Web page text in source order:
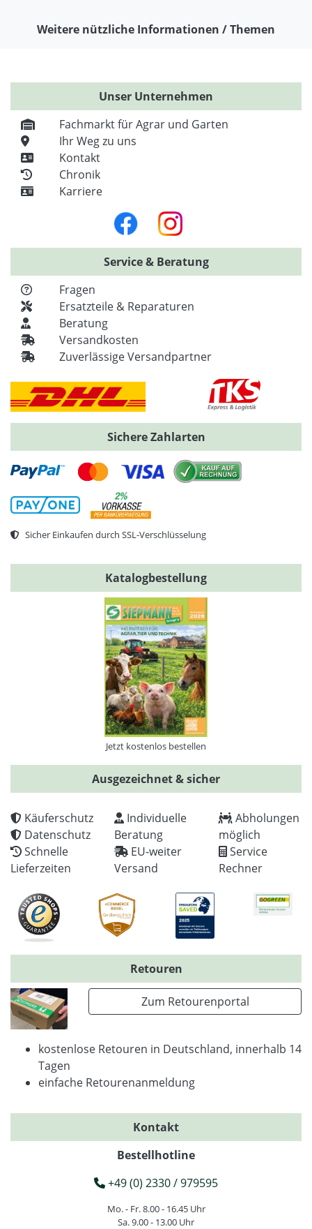
Weitere nützliche Informationen / Themen
Unser Unternehmen
Fachmarkt für Agrar und Garten
Ihr Weg zu uns
Kontakt
Chronik
Karriere
Service & Beratung
Fragen
Ersatzteile & Reparaturen
Beratung
Versandkosten
Zuverlässige Versandpartner
Sichere Zahlarten
Sicher Einkaufen durch SSL-Verschlüsselung
Katalogbestellung
Jetzt kostenlos bestellen
Ausgezeichnet & sicher
Käuferschutz
Datenschutz
Schnelle
Lieferzeiten
Individuelle
Beratung
EU-weiter
Versand
Abholungen
möglich
Service
Rechner
Retouren
Zum Retourenportal
kostenlose Retouren in Deutschland, innerhalb 14
Tagen
einfache Retourenanmeldung
Kontakt
Bestellhotline
+49 (0) 2330 / 979595
Mo. - Fr. 8.00 - 16.45 Uhr
Sa. 9.00 - 13.00 Uhr